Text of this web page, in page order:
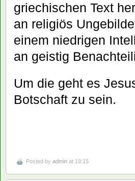
griechischen Text
an religiös
einem niedrigen
an geistig
Um die geht es
Botschaft zu sein.
Posted by admin at 19:15